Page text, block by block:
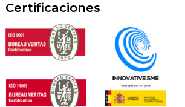
Certificaciones